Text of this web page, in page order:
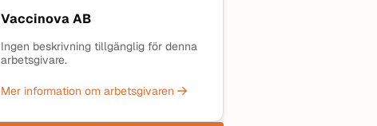
Vaccinova AB
Ingen beskrivning tillgänglig för denna
arbetsgivare.
Mer information om arbetsgivaren